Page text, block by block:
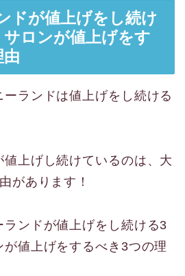
ドが値上げをし続け
サロンが値上げをす
ランドは値上げをし続ける
上げし続けているのは、大
があります！
ンドが値上げをし続ける3
値上げをするべき3つの理